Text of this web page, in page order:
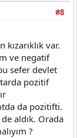
#8
var.
ve negatif
sefer devlet
pozitif
da pozitifti.
aldık. Orada
?